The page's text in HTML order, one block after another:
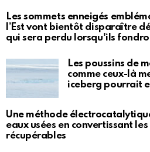
Les sommets enneigés
l’Est vont bientôt disparaître
qui sera perdu lorsqu'ils
Les poussins de
comme ceux-là
iceberg pourrait
Une méthode
eaux usées en convertissant
récupérables